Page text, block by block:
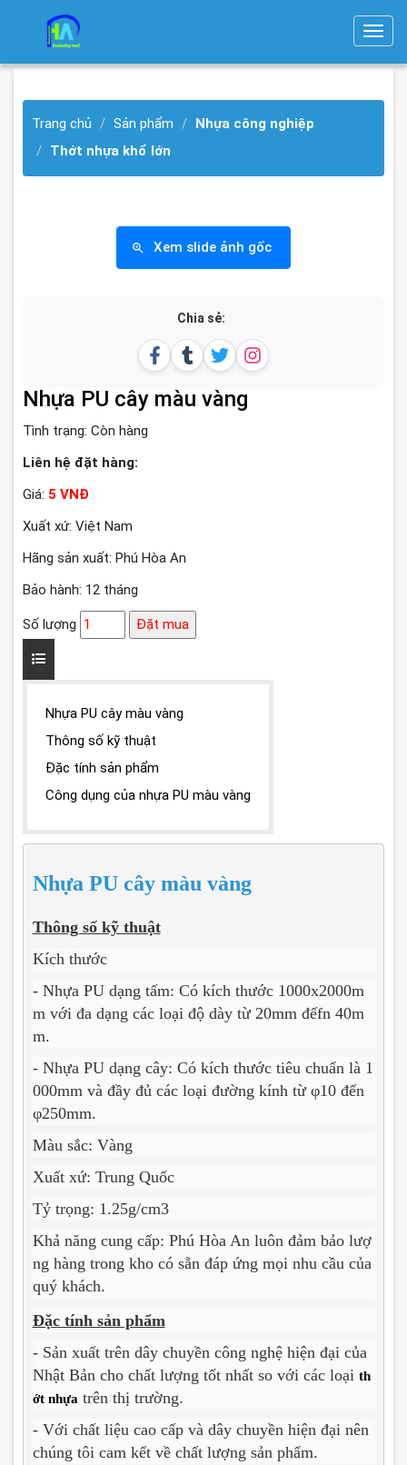
T
g
Trang chủ Sản phẩm
Nhựa công nghiệp
Thớt nhựa khổ lớn
Xem slide ảnh gốc
Chia sẻ:
Nhựa PU cây màu vàng
Tình trạng: Còn hàng
Liên hệ đặt hàng:
Giá: 5 VNĐ
Xuất xứ: Việt Nam
Hãng sản xuất: Phú Hòa An
Bảo hành: 12 tháng
Số lượng Đặt mua
Nhựa PU cây màu vàng
Thông số kỹ thuật
Đặc tính sản phẩm
Công dụng của nhựa PU màu vàng
Nhựa PU cây màu vàng
Thông số kỹ thuật
Kích thước
- Nhựa PU dạng tấm: Có kích thước 1000x2000m
m với đa dạng các loại độ dày từ 20mm đếfn 40m
m.
- Nhựa PU dạng cây: Có kích thước tiêu chuẩn là 1
000mm và đầy đủ các loại đường kính từ φ10 đến
φ250mm.
Màu sắc: Vàng
Xuất xứ: Trung Quốc
Tỷ trọng: 1.25g/cm3
Khả năng cung cấp: Phú Hòa An luôn đảm bảo lượ
ng hàng trong kho có sẵn đáp ứng mọi nhu cầu của
quý khách.
Đặc tính sản phẩm
- Sản xuất trên dây chuyền công nghệ hiện đại của
Nhật Bản cho chất lượng tốt nhất so với các loại th
ớt nhựa trên thị trường.
- Với chất liệu cao cấp và dây chuyền hiện đại nên
chúng tôi cam kết về chất lượng sản phẩm.